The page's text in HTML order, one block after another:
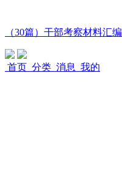
（30篇）干部考察材料汇编
首页 分类 消息 我的